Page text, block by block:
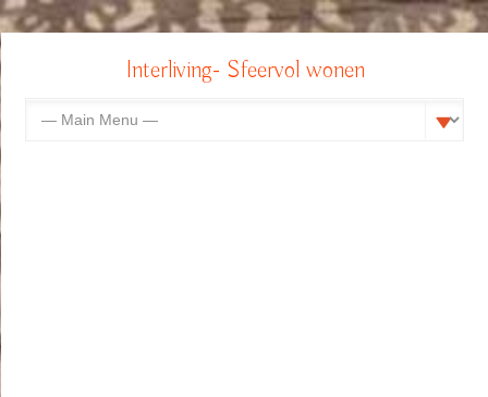
Interliving- Sfeervol wonen